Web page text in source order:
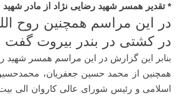
* تقدیر همسر شهید رضایی نژاد از مادر
در کشتی در بندر بیروت گفت
بنابر این گزارش در این مراسم همسر شهید
همچنین از محمد حسین جعفریان،
اسلامی و رئیس شورای عالی کاروان الی